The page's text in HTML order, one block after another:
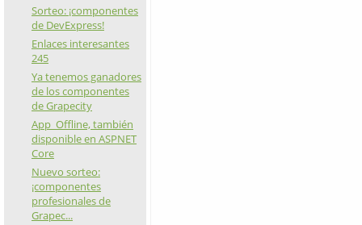
Sorteo: ¡componentes
de DevExpress!
Enlaces interesantes
245
Ya tenemos ganadores
de los componentes
de Grapecity
App_Offline, también
disponible en ASPNET
Core
Nuevo sorteo:
¡componentes
profesionales de
Grapec...